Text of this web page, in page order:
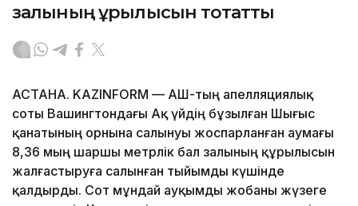
залының құрылысын тоқтатты
АСТАНА. KAZINFORM — АҚШ-тың апелляциялық
соты Вашингтондағы Ақ үйдің бұзылған Шығыс
қанатының орнына салынуы жоспарланған аумағы
8,36 мың шаршы метрлік бал залының құрылысын
жалғастыруға салынған тыйымды күшінде
қалдырды. Сот мұндай ауқымды жобаны жүзеге